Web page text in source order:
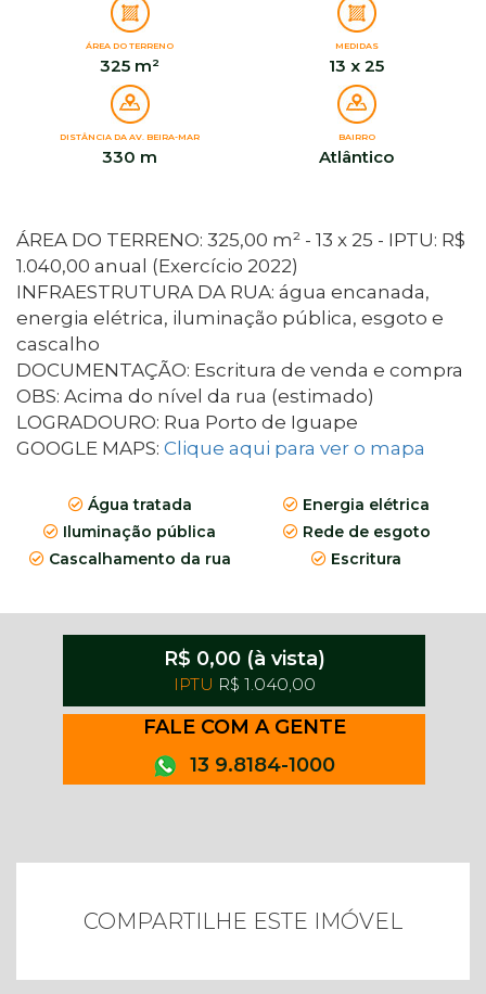
ÁREA DO TERRENO
325 m²
MEDIDAS
13 x 25
DISTÂNCIA DA AV. BEIRA-MAR
330 m
BAIRRO
Atlântico
ÁREA DO TERRENO: 325,00 m² - 13 x 25 - IPTU: R$
1.040,00 anual (Exercício 2022)
INFRAESTRUTURA DA RUA: água encanada,
energia elétrica, iluminação pública, esgoto e
cascalho
DOCUMENTAÇÃO: Escritura de venda e compra
OBS: Acima do nível da rua (estimado)
LOGRADOURO: Rua Porto de Iguape
GOOGLE MAPS: Clique aqui para ver o mapa
Água tratada
Energia elétrica
Iluminação pública
Rede de esgoto
Cascalhamento da rua
Escritura
R$ 0,00 (à vista)
IPTU R$ 1.040,00
FALE COM A GENTE
13 9.8184-1000
COMPARTILHE ESTE IMÓVEL